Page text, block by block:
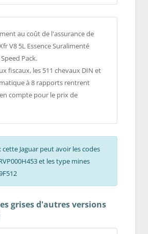
au coût de l'assurance de
V8 5L Essence Suralimenté
Pack.
fiscaux, les 511 chevaux DIN et
à 8 rapports rentrent
compte pour le prix de
cette Jaguar peut avoir les codes
et les type mines
grises d'autres versions